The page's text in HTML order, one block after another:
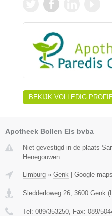
BEKIJK VOLLEDIG
Apotheek Bollen Els bvba
Niet gevestigd in de plaats
Henegouwen.
Limburg » Genk Google maps
Sledderloweg 26 3600 Genk (
Tel: 089/353250 , Fax: 089/